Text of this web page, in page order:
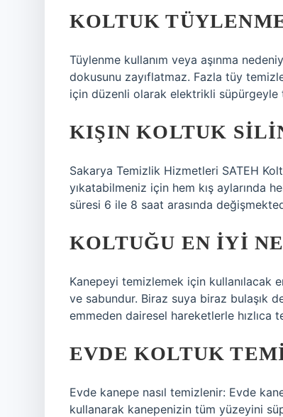
KOLTUK
Tüylenme kullanım veya aşınma
dokusunu zayıflatmaz. Fazla tüy
için düzenli olarak elektrikli süpürgeyle
KIŞIN KOLTUK
Sakarya Temizlik Hizmetleri SATEH
yıkatabilmeniz için hem kış aylarında
süresi 6 ile 8 saat arasında
KOLTUĞU EN IYI
Kanepeyi temizlemek için kullanılacak
ve sabundur. Biraz suya biraz bulaşık
emmeden dairesel hareketlerle hızlıca
EVDE KOLTUK
Evde kanepe nasıl temizlenir: Evde
kullanarak kanepenizin tüm yüzeyini